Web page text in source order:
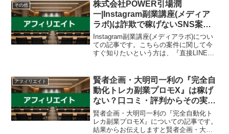
いて、稼げている案...
その他
株式会社POWER引場潤
一|Instagram副業講座(メディア
ラボ)は詐欺で稼げないSNS案
件？口コミや評判を徹底調査しま
した！
Instagram副業講座(メディアラボ)につい
ての記事です。こちらの案件に関して今
すぐ知りたいという方は、『直接LINEで
しいという方にも、自分が実際にやって
いて、稼...
アフィリエイト
賢者企画・大明司一利の『完全自
動化トレカ副業プロモX』は稼げ
ない？口コミ・評判からその実態
を解説します！
賢者企画・大明司一利の『完全自動化ト
レカ副業プロモX』についての記事です。
結果からお伝えしますと賢者企画・大明